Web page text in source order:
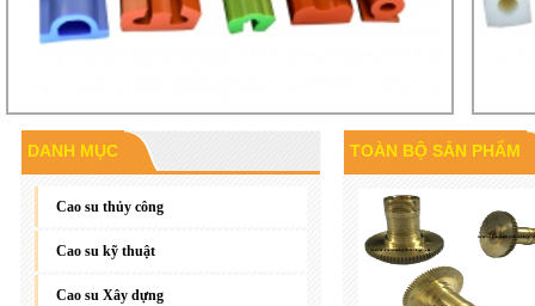
DANH MỤC
Cao su thủy công
Cao su kỹ thuật
Cao su Xây dựng
Gioăng đáy, gioăng phẳng
TOÀN BỘ SẢN PHẨM